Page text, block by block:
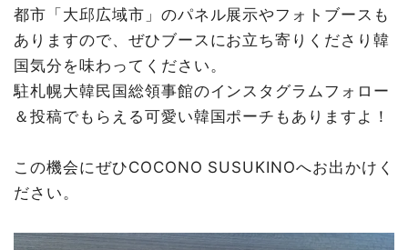
都市「大邱広域市」のパネル展示やフォトブースも
ありますので、ぜひブースにお立ち寄りくださり韓
国気分を味わってください。
駐札幌大韓民国総領事館のインスタグラムフォロー
＆投稿でもらえる可愛い韓国ポーチもありますよ！
この機会にぜひCOCONO SUSUKINOへお出かけく
ださい。